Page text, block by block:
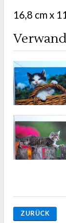
16,8 cm x
ZURÜCK